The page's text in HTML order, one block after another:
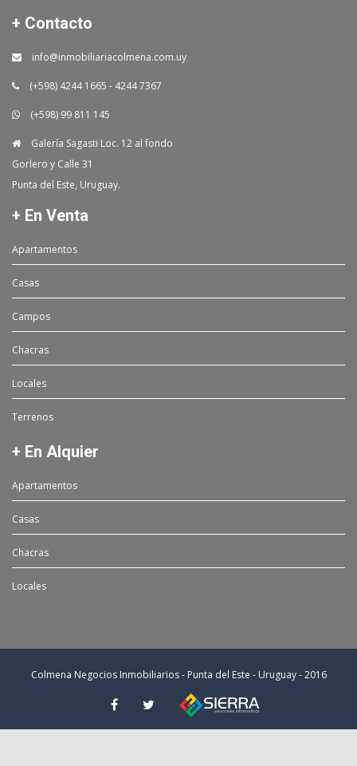
+ Contacto
info@inmobiliariacolmena.com.uy
(+598) 4244 1665 - 4244 7367
(+598) 99 811 145
Galería Sagasti Loc. 12 al fondo
Gorlero y Calle 31
Punta del Este, Uruguay.
+ En Venta
Apartamentos
Casas
Campos
Chacras
Locales
Terrenos
+ En Alquier
Apartamentos
Casas
Chacras
Locales
Colmena Negocios Inmobiliarios - Punta del Este - Uruguay - 2016